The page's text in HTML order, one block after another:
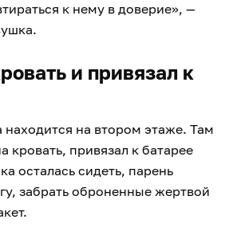
к нему в доверие», —
и привязал к
на втором этаже. Там
кровать, привязал к батарее
осталась сидеть, парень
забрать оброненные жертвой